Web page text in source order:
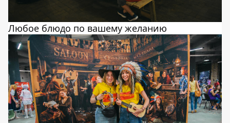
Любое блюдо по вашему желанию